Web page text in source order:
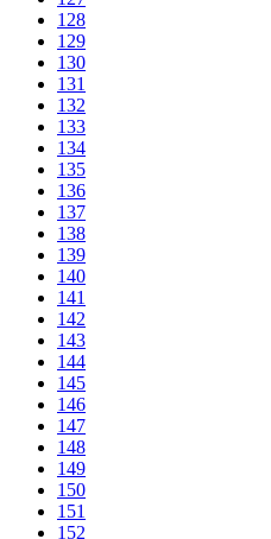
128
129
130
131
132
133
134
135
136
137
138
139
140
141
142
143
144
145
146
147
148
149
150
151
152